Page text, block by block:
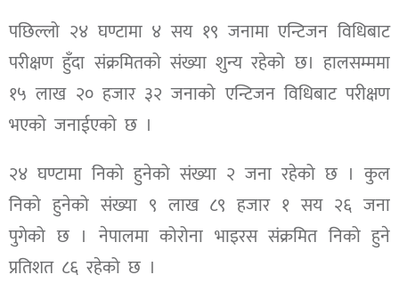
पछिल्लो २४ घण्टामा ४ सय १९ जनामा एन्टिजन विधिबाट
परीक्षण हुँदा संक्रमितको संख्या शुन्य रहेको छ। हालसम्ममा
१५ लाख २० हजार ३२ जनाको एन्टिजन विधिबाट परीक्षण
भएको जनाईएको छ ।
२४ घण्टामा निको हुनेको संख्या २ जना रहेको छ । कुल
निको हुनेको संख्या ९ लाख ८९ हजार १ सय २६ जना
पुगेको छ । नेपालमा कोरोना भाइरस संक्रमित निको हुने
प्रतिशत ८६ रहेको छ ।